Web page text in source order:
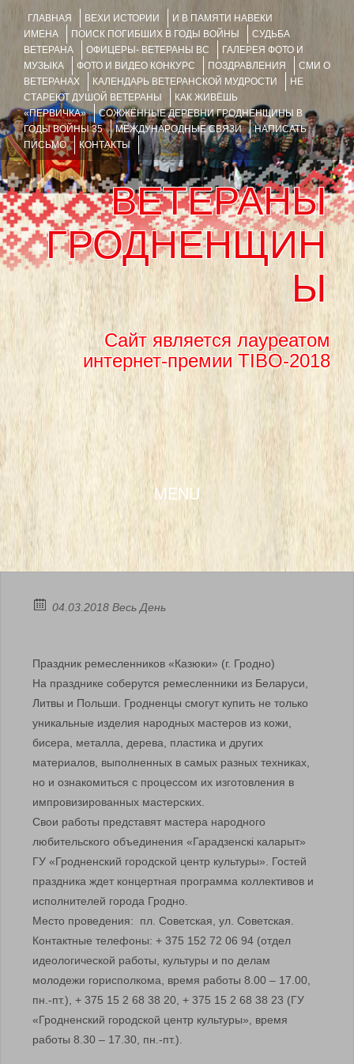
ГЛАВНАЯ ВЕХИ ИСТОРИИ
И В ПАМЯТИ НАВЕКИ
ИМЕНА
ПОИСК ПОГИБШИХ В ГОДЫ ВОЙНЫ
СУДЬБА
ВЕТЕРАНА
ОФИЦЕРЫ- ВЕТЕРАНЫ ВС
ГАЛЕРЕЯ ФОТО И
МУЗЫКА
ФОТО И ВИДЕО КОНКУРС ПОЗДРАВЛЕНИЯ
СМИ О
ВЕТЕРАНАХ
КАЛЕНДАРЬ ВЕТЕРАНСКОЙ МУДРОСТИ
НЕ
СТАРЕЮТ ДУШОЙ ВЕТЕРАНЫ
КАК ЖИВЁШЬ
«ПЕРВИЧКА»
СОЖЖЁННЫЕ ДЕРЕВНИ ГРОДНЕНЩИНЫ В
ГОДЫ ВОЙНЫ 35
МЕЖДУНАРОДНЫЕ СВЯЗИ
НАПИСАТЬ
ПИСЬМО
КОНТАКТЫ
ВЕТЕРАНЫ
ГРОДНЕНЩИН
Ы
Сайт является лауреатом
интернет-премии TIBO-2018
MENU
SKIP TO CONTENT
04.03.2018 Весь День
Праздник ремесленников «Казюки» (г. Гродно)
На празднике соберутся ремесленники из Беларуси,
Литвы и Польши. Гродненцы смогут купить не только
уникальные изделия народных мастеров из кожи,
бисера, металла, дерева, пластика и других
материалов, выполненных в самых разных техниках,
но и ознакомиться с процессом их изготовления в
импровизированных мастерских.
Свои работы представят мастера народного
любительского объединения «Гарадзенскі каларыт»
ГУ «Гродненский городской центр культуры». Гостей
праздника ждет концертная программа коллективов и
исполнителей города Гродно.
Место проведения: пл. Советская, ул. Советская.
Контактные телефоны: + 375 152 72 06 94 (отдел
идеологической работы, культуры и по делам
молодежи горисполкома, время работы 8.00 – 17.00,
пн.-пт.), + 375 15 2 68 38 20, + 375 15 2 68 38 23 (ГУ
«Гродненский городской центр культуры», время
работы 8.30 – 17.30, пн.-пт.).